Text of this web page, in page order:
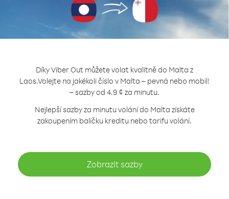
Díky Viber Out můžete volat kvalitně do Malta z
Laos.Volejte na jakékoli číslo v Malta – pevná nebo mobil!
– sazby od 4.9 ¢ za minutu.
Nejlepší sazby za minutu volání do Malta získáte
zakoupením balíčku kreditu nebo tarifu volání.
Zobrazit sazby